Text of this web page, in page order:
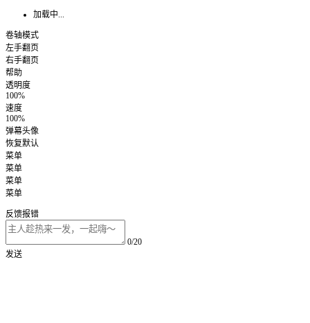
加载中...
卷轴模式
左手翻页
右手翻页
帮助
透明度
100%
速度
100%
弹幕头像
恢复默认
菜单
菜单
菜单
菜单
反馈报错
0/20
发送